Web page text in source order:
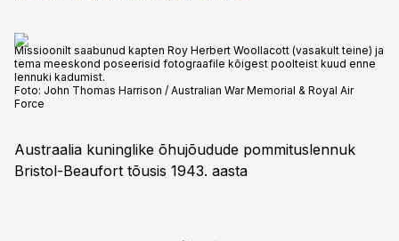
Missioonilt saabunud kapten Roy Herbert Woollacott (vasakult teine) ja
tema meeskond poseerisid fotograafile kõigest poolteist kuud enne
lennuki kadumist.
Foto: John Thomas Harrison / Australian War Memorial & Royal Air
Force
Austraalia kuninglike õhujõudude pommituslennuk
Bristol-Beaufort tõusis 1943. aasta